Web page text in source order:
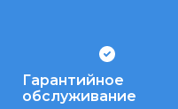
Гарантийное
обслуживание